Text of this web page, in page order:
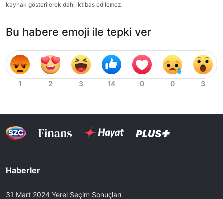
kaynak gösterilerek dahi iktibas edilemez.
Bu habere emoji ile tepki ver
Haberler
31 Mart 2024 Yerel Seçim Sonuçları